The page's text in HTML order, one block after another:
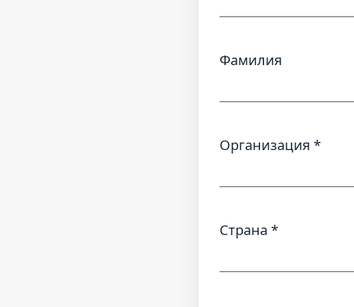
Фамилия
Организация *
Страна *